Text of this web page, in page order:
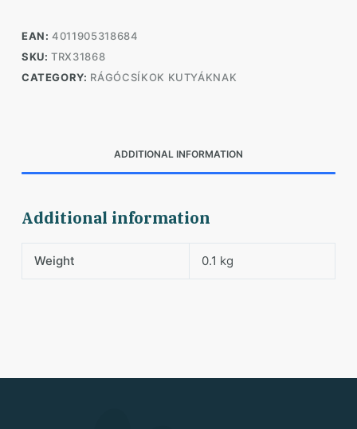
EAN:4011905318684
SKU:TRX31868
CATEGORY: RÁGÓCSÍKOK KUTYÁKNAK
ADDITIONAL INFORMATION
Additional information
Weight 0.1 kg